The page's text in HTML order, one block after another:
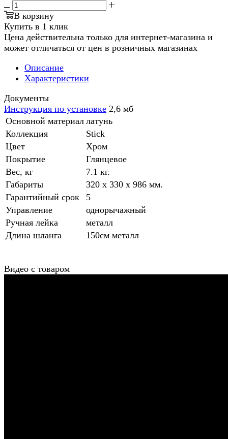
В корзину
Купить в 1 клик
Цена действительна только для интернет-магазина и
может отличаться от цен в розничных магазинах
Описание
Характеристики
Документы
Инструкция по установке 2,6 мб
Основной материал латунь
Коллекция
Stick
Цвет
Хром
Покрытие
Глянцевое
Вес, кг
7.1 кг.
Габариты
320 x 330 x 986 мм.
Гарантийный срок
5
Управление
однорычажный
Ручная лейка
металл
Длина шланга
150см металл
Видео с товаром